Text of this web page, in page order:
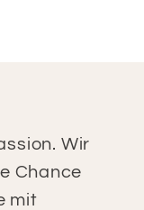
Wir
Chance
mit